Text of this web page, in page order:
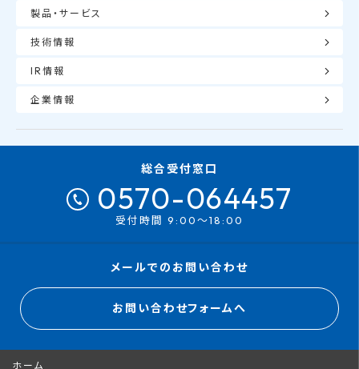
製品・サービス
技術情報
IR情報
企業情報
総合受付窓口
0570-064457
受付時間 9:00～18:00
メールでのお問い合わせ
お問い合わせフォームへ
ホーム